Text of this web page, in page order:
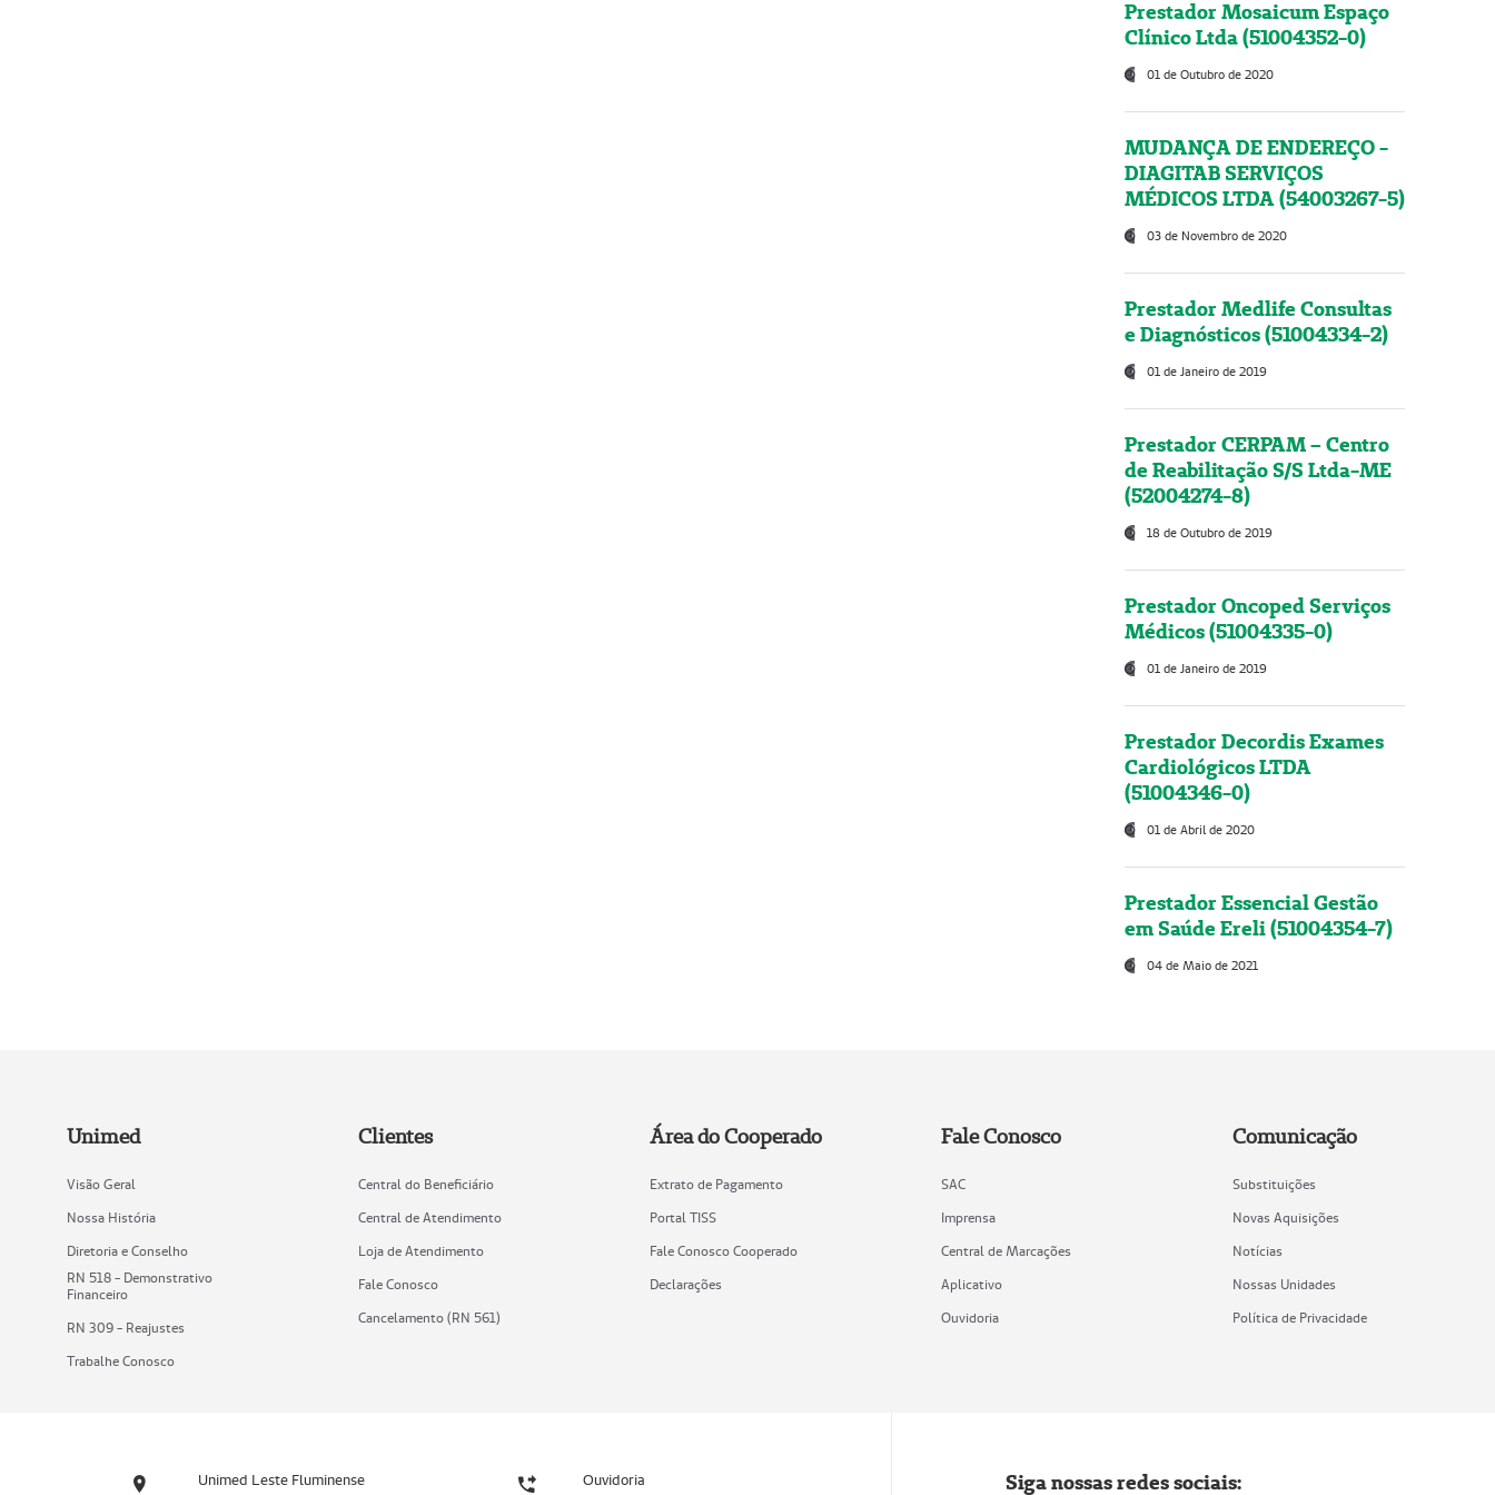
Prestador Mosaicum Espaço
Clínico Ltda (51004352-0)
01 de Outubro de 2020
MUDANÇA DE ENDEREÇO -
DIAGITAB SERVIÇOS
MÉDICOS LTDA (54003267-5)
03 de Novembro de 2020
Prestador Medlife Consultas
e Diagnósticos (51004334-2)
01 de Janeiro de 2019
Prestador CERPAM – Centro
de Reabilitação S/S Ltda-ME
(52004274-8)
18 de Outubro de 2019
Prestador Oncoped Serviços
Médicos (51004335-0)
01 de Janeiro de 2019
Prestador Decordis Exames
Cardiológicos LTDA
(51004346-0)
01 de Abril de 2020
Prestador Essencial Gestão
em Saúde Ereli (51004354-7)
04 de Maio de 2021
Unimed
Visão Geral
Nossa História
Diretoria e Conselho
RN 518 - Demonstrativo
Financeiro
RN 309 - Reajustes
Trabalhe Conosco
Clientes
Central do Beneficiário
Central de Atendimento
Loja de Atendimento
Fale Conosco
Cancelamento (RN 561)
Área do Cooperado
Extrato de Pagamento
Portal TISS
Fale Conosco Cooperado
Declarações
Fale Conosco
SAC
Imprensa
Central de Marcações
Aplicativo
Ouvidoria
Comunicação
Substituições
Novas Aquisições
Notícias
Nossas Unidades
Política de Privacidade
Unimed Leste Fluminense Ouvidoria Siga nossas redes sociais: